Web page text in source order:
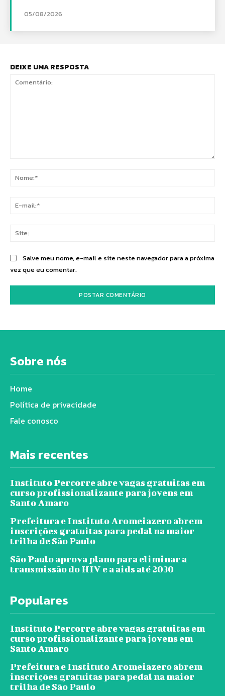
05/08/2026
DEIXE UMA RESPOSTA
Salve meu nome, e-mail e site neste navegador para a próxima
vez que eu comentar.
Sobre nós
Home
Política de privacidade
Fale conosco
Mais recentes
Instituto Percorre abre vagas gratuitas em
curso profissionalizante para jovens em
Santo Amaro
Prefeitura e Instituto Aromeiazero abrem
inscrições gratuitas para pedal na maior
trilha de São Paulo
São Paulo aprova plano para eliminar a
transmissão do HIV e a aids até 2030
Populares
Instituto Percorre abre vagas gratuitas em
curso profissionalizante para jovens em
Santo Amaro
Prefeitura e Instituto Aromeiazero abrem
inscrições gratuitas para pedal na maior
trilha de São Paulo